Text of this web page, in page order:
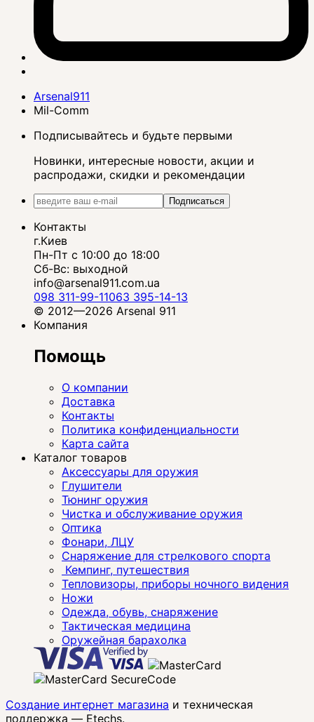
Arsenal911
Mil-Comm
Подписывайтесь и будьте первыми
Новинки, интересные новости, акции и
распродажи, скидки и рекомендации
Подписаться
Контакты
г.Киев
Пн-Пт с 10:00 до 18:00
Сб-Вс: выходной
info@arsenal911.com.ua
098 311-99-11063 395-14-13
© 2012—2026 Arsenal 911
Компания
Помощь
О компании
Доставка
Контакты
Политика конфиденциальности
Карта сайта
Каталог товаров
Аксессуары для оружия
Глушители
Тюнинг оружия
Чистка и обслуживание оружия
Оптика
Фонари, ЛЦУ
Снаряжение для стрелкового спорта
Кемпинг, путешествия
Тепловизоры, приборы ночного видения
Ножи
Одежда, обувь, снаряжение
Тактическая медицина
Оружейная барахолка
Создание интернет магазина и техническая
поддержка — Etechs.